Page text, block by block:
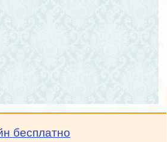
бесплатно